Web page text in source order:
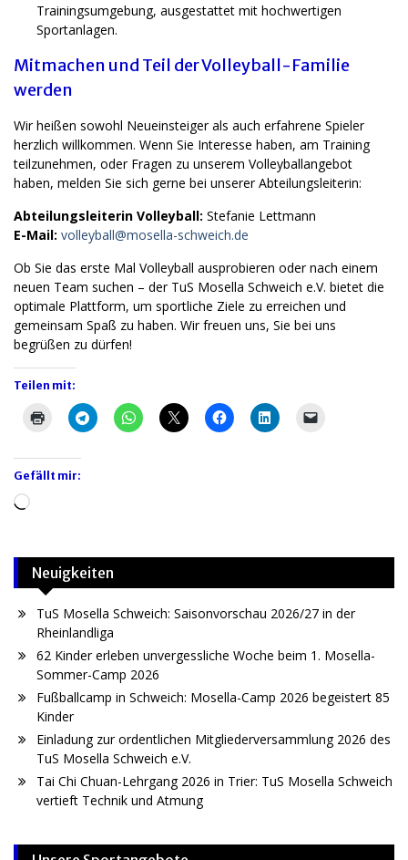
Trainingsumgebung, ausgestattet mit hochwertigen
Sportanlagen.
Mitmachen und Teil der Volleyball-Familie
werden
Wir heißen sowohl Neueinsteiger als auch erfahrene Spieler
herzlich willkommen. Wenn Sie Interesse haben, am Training
teilzunehmen, oder Fragen zu unserem Volleyballangebot
haben, melden Sie sich gerne bei unserer Abteilungsleiterin:
Abteilungsleiterin Volleyball: Stefanie Lettmann
E-Mail: volleyball@mosella-schweich.de
Ob Sie das erste Mal Volleyball ausprobieren oder nach einem
neuen Team suchen – der TuS Mosella Schweich e.V. bietet die
optimale Plattform, um sportliche Ziele zu erreichen und
gemeinsam Spaß zu haben. Wir freuen uns, Sie bei uns
begrüßen zu dürfen!
Teilen mit:
Gefällt mir:
Wird
Neuigkeiten
TuS Mosella Schweich: Saisonvorschau 2026/27 in der
Rheinlandliga
62 Kinder erleben unvergessliche Woche beim 1. Mosella-
Sommer-Camp 2026
Fußballcamp in Schweich: Mosella-Camp 2026 begeistert 85
Kinder
Einladung zur ordentlichen Mitgliederversammlung 2026 des
TuS Mosella Schweich e.V.
Tai Chi Chuan-Lehrgang 2026 in Trier: TuS Mosella Schweich
vertieft Technik und Atmung